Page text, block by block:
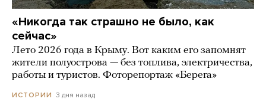
«Никогда так страшно не было, как
сейчас»
Лето 2026 года в Крыму. Вот каким его запомнят
жители полуострова — без топлива, электричества,
работы и туристов. Фоторепортаж «Берега»
ИСТОРИИ 3 дня назад